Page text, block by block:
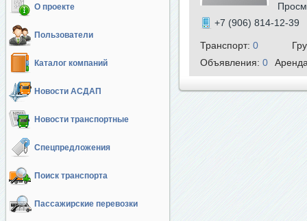
О проекте
Пользователи
Каталог компаний
Новости АСДАП
Новости транспортные
Спецпредложения
Поиск транспорта
Пассажирские перевозки
+7 (906) 814-12-39
Транспорт: 0
Объявления: 0